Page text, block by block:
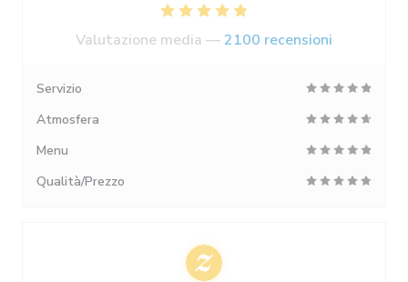
Valutazione media —2100 recensioni
Servizio
Atmosfera
Menu
Qualità/Prezzo